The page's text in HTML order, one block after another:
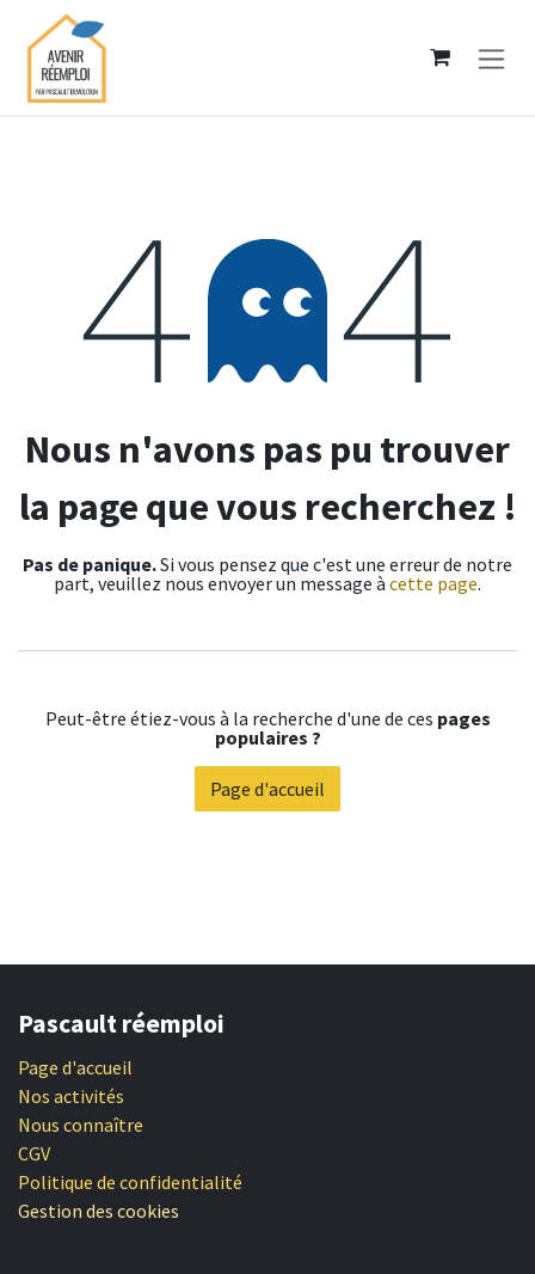
Se rendre au contenu
Erreur 404
Nous n'avons pas pu trouver
la page que vous recherchez !
Pas de panique.Si vous pensez que c'est une erreur de notre
part, veuillez nous envoyer un message à cette page.
Peut-être étiez-vous à la recherche d'une de ces pages
populaires ?
Page d'accueil
Pascault réemploi
Page d'accueil
Nos activités
Nous connaître
CGV
Politique de confidentialité
Gestion des cookies